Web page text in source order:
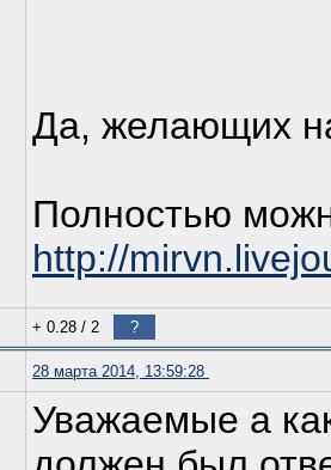
Да, желающих
Полностью
http://
+ 0.28 / 2 ?
28 марта 2014, 13:59:28
Уважаемые а